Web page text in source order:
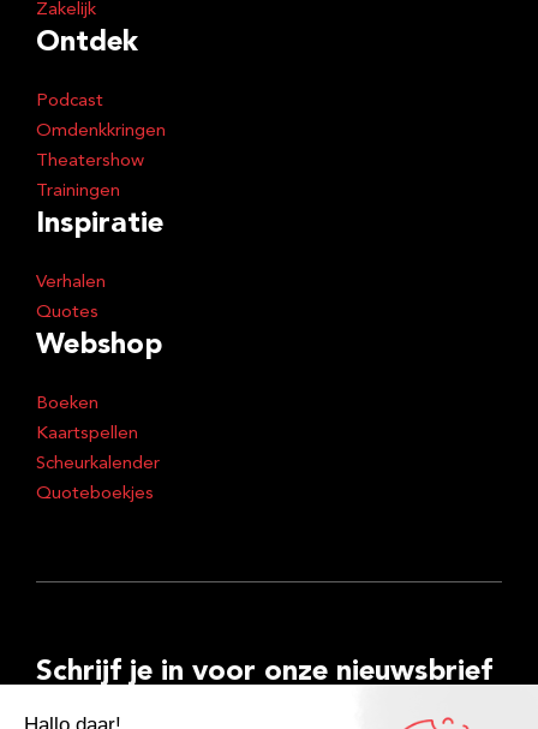
Zakelijk
Ontdek
Podcast
Omdenkkringen
Theatershow
Trainingen
Inspiratie
Verhalen
Quotes
Webshop
Boeken
Kaartspellen
Scheurkalender
Quoteboekjes
Schrijf je in voor onze nieuwsbrief